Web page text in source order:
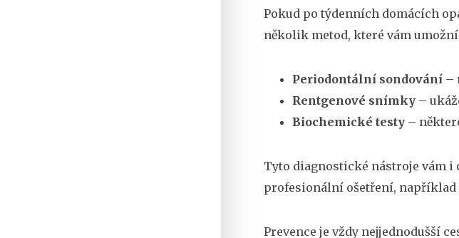
Pokud po týdenních domácích
několik metod, které vám
Periodontální sondování –
Rentgenové snímky –
Biochemické testy –
Tyto diagnostické nástroje vám i
profesionální ošetření, například
Prevence je vždy nejjednodušší